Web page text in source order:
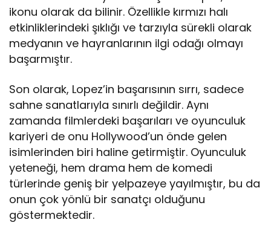
ikonu olarak da bilinir. Özellikle kırmızı halı
etkinliklerindeki şıklığı ve tarzıyla sürekli olarak
medyanın ve hayranlarının ilgi odağı olmayı
başarmıştır.
Son olarak, Lopez’in başarısının sırrı, sadece
sahne sanatlarıyla sınırlı değildir. Aynı
zamanda filmlerdeki başarıları ve oyunculuk
kariyeri de onu Hollywood’un önde gelen
isimlerinden biri haline getirmiştir. Oyunculuk
yeteneği, hem drama hem de komedi
türlerinde geniş bir yelpazeye yayılmıştır, bu da
onun çok yönlü bir sanatçı olduğunu
göstermektedir.